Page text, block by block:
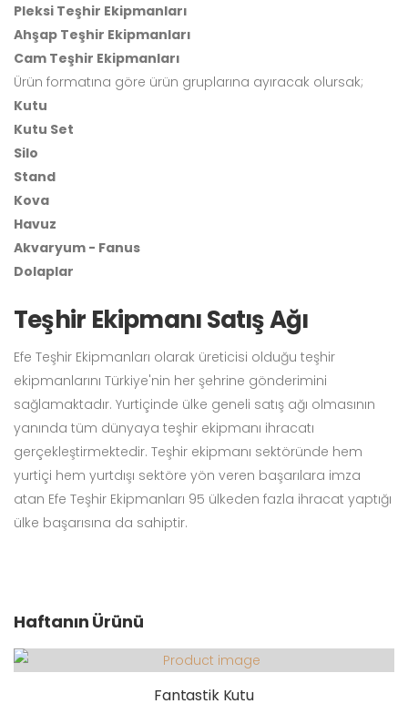
Pleksi Teşhir Ekipmanları
Ahşap Teşhir Ekipmanları
Cam Teşhir Ekipmanları
Ürün formatına göre ürün gruplarına ayıracak olursak;
Kutu
Kutu Set
Silo
Stand
Kova
Havuz
Akvaryum - Fanus
Dolaplar
Teşhir Ekipmanı Satış Ağı
Efe Teşhir Ekipmanları olarak üreticisi olduğu teşhir
ekipmanlarını Türkiye'nin her şehrine gönderimini
sağlamaktadır. Yurtiçinde ülke geneli satış ağı olmasının
yanında tüm dünyaya teşhir ekipmanı ihracatı
gerçekleştirmektedir. Teşhir ekipmanı sektöründe hem
yurtiçi hem yurtdışı sektöre yön veren başarılara imza
atan Efe Teşhir Ekipmanları 95 ülkeden fazla ihracat yaptığı
ülke başarısına da sahiptir.
Haftanın Ürünü
Fantastik Kutu